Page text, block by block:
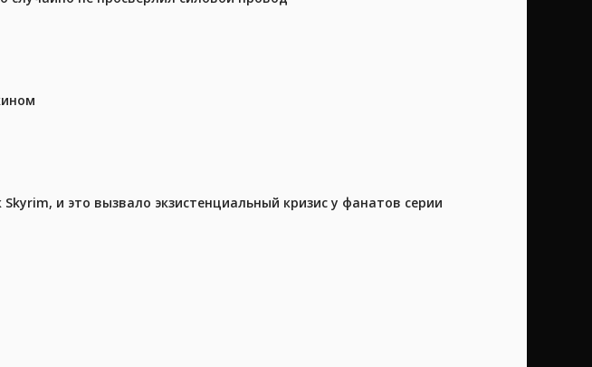
и это вызвало экзистенциальный кризис у фанатов серии